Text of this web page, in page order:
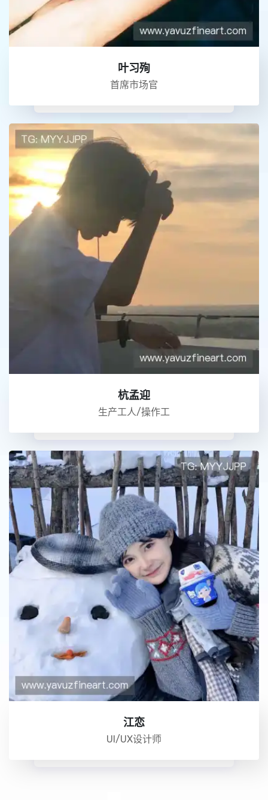
叶习殉
首席市场官
杭孟迎
生产工人/操作工
江恋
UI/UX设计师